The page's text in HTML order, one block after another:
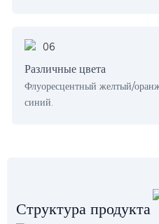
Различные цвета
Флуоресцентный желтый/
синий.
Структура продукта